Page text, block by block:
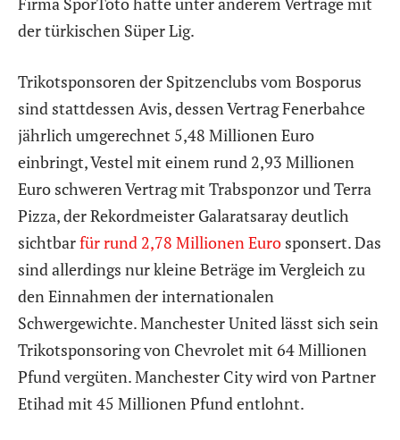
der türkischen Süper Lig.
Trikotsponsoren der Spitzenclubs vom Bosporus
sind stattdessen Avis, dessen Vertrag Fenerbahce
jährlich umgerechnet 5,48 Millionen Euro
einbringt, Vestel mit einem rund 2,93 Millionen
Euro schweren Vertrag mit Trabsponzor und Terra
Pizza, der Rekordmeister Galaratsaray deutlich
sichtbarfür rund 2,78 Millionen Euro sponsert. Das
sind allerdings nur kleine Beträge im Vergleich zu
den Einnahmen der internationalen
Schwergewichte. Manchester United lässt sich sein
Trikotsponsoring von Chevrolet mit 64 Millionen
Pfund vergüten. Manchester City wird von Partner
Etihad mit 45 Millionen Pfund entlohnt.